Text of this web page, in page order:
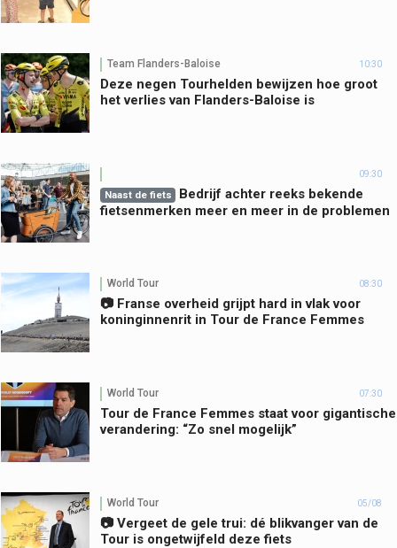
Team Flanders-Baloise 10:30
Deze negen Tourhelden bewijzen hoe groot
het verlies van Flanders-Baloise is
09:30
Naast de fiets
Bedrijf achter reeks bekende
fietsenmerken meer en meer in de problemen
World Tour 08:30
📷 Franse overheid grijpt hard in vlak voor
koninginnenrit in Tour de France Femmes
World Tour 07:30
Tour de France Femmes staat voor gigantische
verandering: “Zo snel mogelijk”
World Tour 05/08
📷 Vergeet de gele trui: dé blikvanger van de
Tour is ongetwijfeld deze fiets